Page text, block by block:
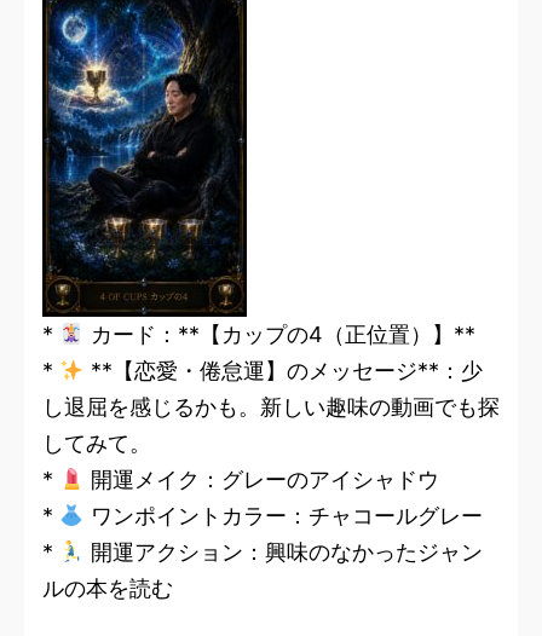
*
カード：**【カップの4（正位置）】**
*
**【恋愛・倦怠運】のメッセージ**：少
し退屈を感じるかも。新しい趣味の動画でも探
してみて。
*
開運メイク：グレーのアイシャドウ
*
ワンポイントカラー：チャコールグレー
*
開運アクション：興味のなかったジャン
ルの本を読む